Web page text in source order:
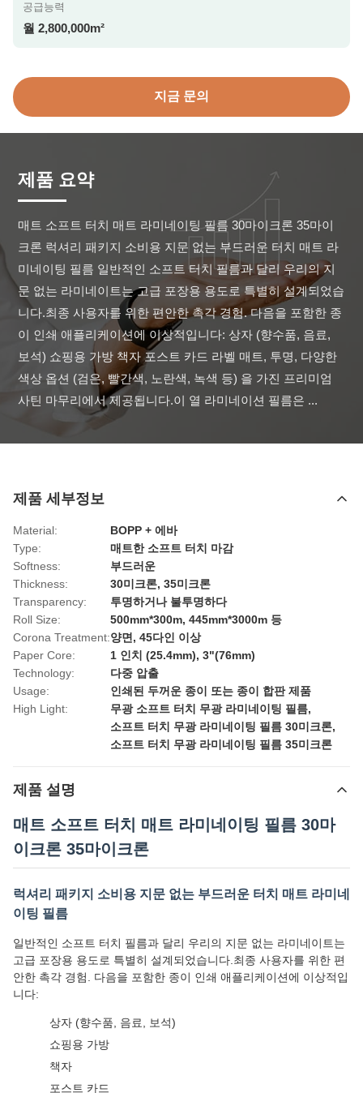
공급능력
월 2,800,000m²
지금 문의
제품 요약
매트 소프트 터치 매트 라미네이팅 필름 30마이크론 35마이
크론 럭셔리 패키지 소비용 지문 없는 부드러운 터치 매트 라
미네이팅 필름 일반적인 소프트 터치 필름과 달리 우리의 지
문 없는 라미네이트는 고급 포장용 용도로 특별히 설계되었습
니다.최종 사용자를 위한 편안한 촉각 경험. 다음을 포함한 종
이 인쇄 애플리케이션에 이상적입니다: 상자 (향수품, 음료,
보석) 쇼핑용 가방 책자 포스트 카드 라벨 매트, 투명, 다양한
색상 옵션 (검은, 빨간색, 노란색, 녹색 등) 을 가진 프리미엄
사틴 마무리에서 제공됩니다.이 열 라미네이션 필름은 ...
제품 세부정보
Material:
BOPP + 에바
Type:
매트한 소프트 터치 마감
Softness:
부드러운
Thickness:
30미크론, 35미크론
Transparency:
투명하거나 불투명하다
Roll Size:
500mm*300m, 445mm*3000m 등
Corona Treatment:양면, 45다인 이상
Paper Core:
1 인치 (25.4mm), 3"(76mm)
Technology:
다중 압출
Usage:
인쇄된 두꺼운 종이 또는 종이 합판 제품
High Light:
무광 소프트 터치 무광 라미네이팅 필름,
소프트 터치 무광 라미네이팅 필름 30미크론,
소프트 터치 무광 라미네이팅 필름 35미크론
제품 설명
매트 소프트 터치 매트 라미네이팅 필름 30마
이크론 35마이크론
럭셔리 패키지 소비용 지문 없는 부드러운 터치 매트 라미네
이팅 필름
일반적인 소프트 터치 필름과 달리 우리의 지문 없는 라미네이트는
고급 포장용 용도로 특별히 설계되었습니다.최종 사용자를 위한 편
안한 촉각 경험. 다음을 포함한 종이 인쇄 애플리케이션에 이상적입
니다:
상자 (향수품, 음료, 보석)
쇼핑용 가방
책자
포스트 카드